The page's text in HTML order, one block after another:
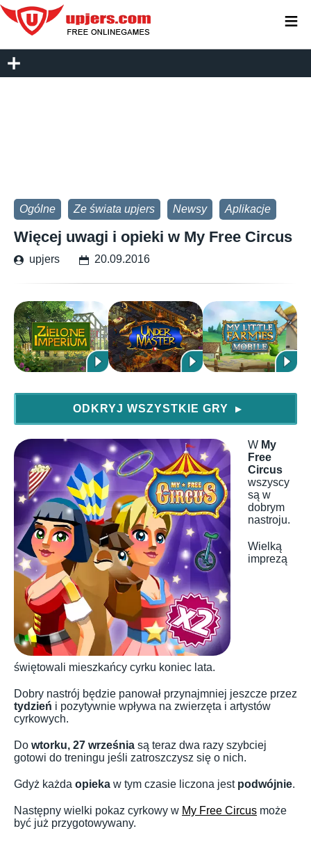
Ogólne Ze świata upjers Newsy Aplikacje
Więcej uwagi i opieki w My Free Circus
upjers 20.09.2016
ODKRYJ WSZYSTKIE GRY ▶
W My
Free
Circus
wszyscy
są w
dobrym
nastroju.
Wielką
imprezą
świętowali mieszkańcy cyrku koniec lata.
Dobry nastrój będzie panował przynajmniej jeszcze przez
tydzień i pozytywnie wpływa na zwierzęta i artystów
cyrkowych.
Do wtorku, 27 września są teraz dwa razy szybciej
gotowi do treningu jeśli zatroszczysz się o nich.
Gdyż każda opieka w tym czasie liczona jest podwójnie.
Następny wielki pokaz cyrkowy w My Free Circus może
być już przygotowywany.
≡